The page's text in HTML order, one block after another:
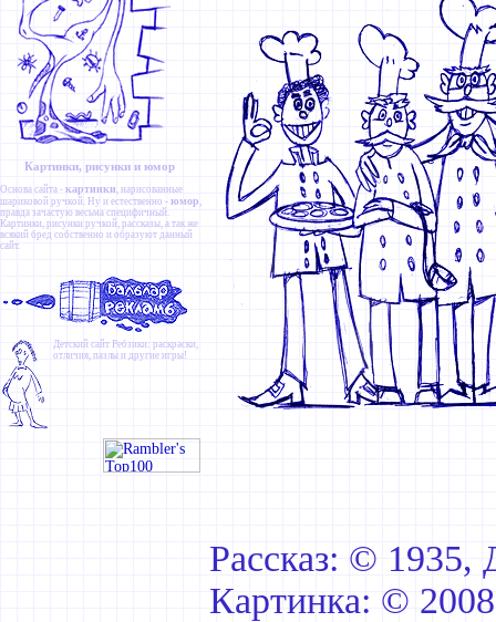
Картинки, рисунки и юмор
Основа сайта - картинки , нарисованные
шариковой ручкой. Ну и естественно - юмор ,
правда зачастую весьма специфичный.
Картинки, рисунки ручкой, рассказы, а так же
всякий бред собственно и образуют данный
сайт.
Детский сайт Ребзики: раскраски,
отличия, пазлы и другие игры!
Рассказ: © 1935,
Картинка: ©